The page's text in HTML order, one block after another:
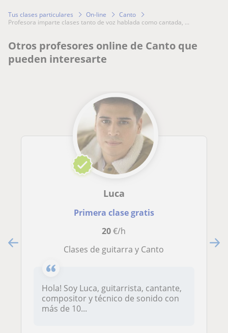
Tus clases particulares On-line
Canto
profesora imparte clases tanto de voz hablada como cantada, ...
Otros profesores online de Canto que
pueden interesarte
Luca
Primera clase gratis
20€/h
Clases de guitarra y Canto
Hola! Soy Luca, guitarrista, cantante,
compositor y técnico de sonido con
más de 10...